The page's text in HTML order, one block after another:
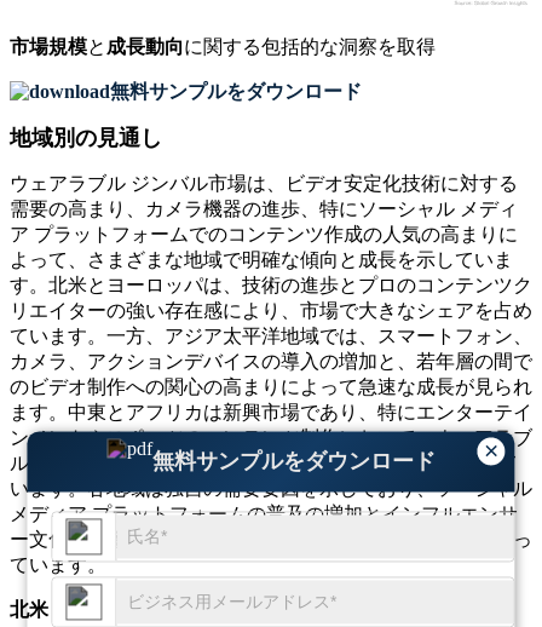
×
無料サンプルをダウンロード
市場規模と 成長動向に関する包括的な洞察を取得
無料サンプルをダウンロード
地域別の見通し
ウェアラブル ジンバル市場は、ビデオ安定化技術に対する
需要の高まり、カメラ機器の進歩、特にソーシャル メディ
ア プラットフォームでのコンテンツ作成の人気の高まりに
よって、さまざまな地域で明確な傾向と成長を示していま
す。北米とヨーロッパは、技術の進歩とプロのコンテンツク
リエイターの強い存在感により、市場で大きなシェアを占め
ています。一方、アジア太平洋地域では、スマートフォン、
カメラ、アクションデバイスの導入の増加と、若年層の間で
のビデオ制作への関心の高まりによって急速な成長が見られ
ます。中東とアフリカは新興市場であり、特にエンターテイ
ンメントやスポーツのコンテンツ制作において、ウェアラブ
ル ジンバルの採用が徐々にではありますが着実に成長して
います。各地域は独自の需要要因を示しており、ソーシャル
メディア プラットフォームの普及の増加とインフルエンサ
ー文化の影響力の増大は、すべての地域で共通の傾向となっ
ています。
北米